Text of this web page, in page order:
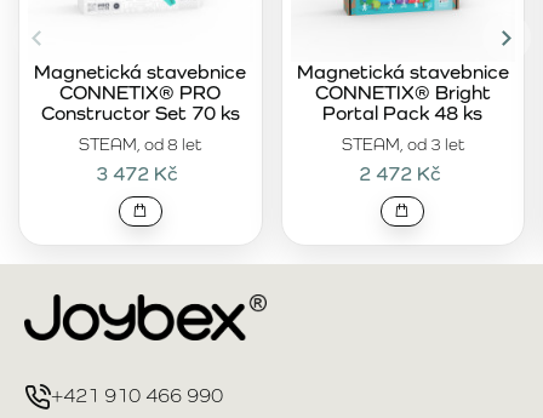
STEAM, od 8 let
Magnetická stavebnice
CONNETIX® PRO
Constructor Set 70 ks
3 472 Kč
STEAM, od 3 let
Magnetická stavebnice
CONNETIX® Bright
Portal Pack 48 ks
2 472 Kč
+421 910 466 990